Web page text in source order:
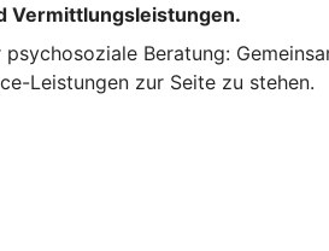
Vermittlungsleistungen.
Beratung:
Leistungen zur Seite zu stehen.